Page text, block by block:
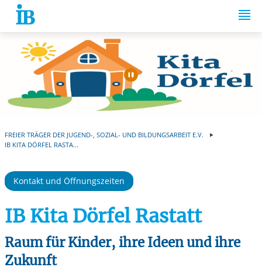
Springe zum Inhalt
Automatische
FREIER TRÄGER DER JUGEND-, SOZIAL- UND BILDUNGSARBEIT E.V.
IB KITA DÖRFEL RASTA...
Kontakt und Öffnungszeiten
IB Kita Dörfel Rastatt
Raum für Kinder, ihre Ideen und ihre
Zukunft